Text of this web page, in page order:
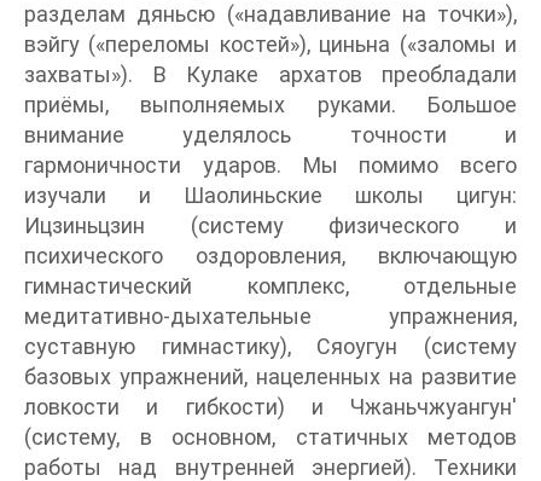
разделам дяньсю («надавливание на точки»),
вэйгу («переломы костей»), циньна («заломы и
захваты»). В Кулаке архатов преобладали
приёмы, выполняемых руками. Большое
внимание уделялось точности и
гармоничности ударов. Мы помимо всего
изучали и Шаолиньские школы цигун:
Ицзиньцзин (систему физического и
психического оздоровления, включающую
гимнастический комплекс, отдельные
медитативно-дыхательные упражнения,
суставную гимнастику), Сяоугун (систему
базовых упражнений, нацеленных на развитие
ловкости и гибкости) и Чжаньчжуангун'
(систему, в основном, статичных методов
работы над внутренней энергией). Техники